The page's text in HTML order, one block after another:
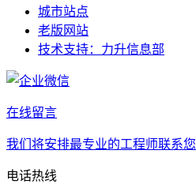
城市站点
老版网站
技术支持：力升信息部
在线留言
我们将安排最专业的工程师联系您
电话热线